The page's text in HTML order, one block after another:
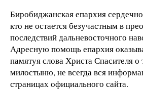
Биробиджанская епархия
кто не остается безучастным в
последствий дальневосточного
Адресную помощь епархия
памятуя слова Христа Спасителя
милостыню, не всегда вся
страницах официального сайта.